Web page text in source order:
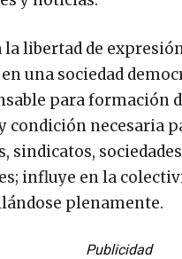
la libertad de
una sociedad
para formación
condición necesaria
sindicatos,
influye en la
plenamente.
Publicidad